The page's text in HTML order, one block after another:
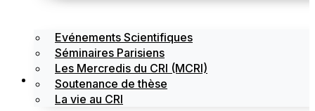
Evénements Scientifiques
Séminaires Parisiens
Les Mercredis du CRI (MCRI)
Soutenance de thèse
La vie au CRI
Emploi / stages